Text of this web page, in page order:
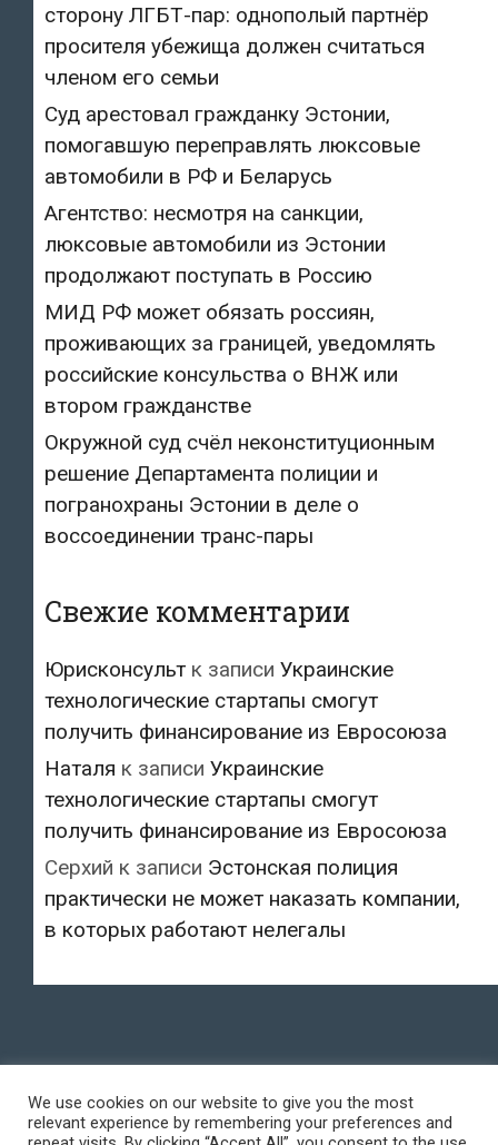
сторону ЛГБТ-пар: однополый партнёр
просителя убежища должен считаться
членом его семьи
Суд арестовал гражданку Эстонии,
помогавшую переправлять люксовые
автомобили в РФ и Беларусь
Агентство: несмотря на санкции,
люксовые автомобили из Эстонии
продолжают поступать в Россию
МИД РФ может обязать россиян,
проживающих за границей, уведомлять
российские консульства о ВНЖ или
втором гражданстве
Окружной суд счёл неконституционным
решение Департамента полиции и
погранохраны Эстонии в деле о
воссоединении транс-пары
Свежие комментарии
Юрисконсульт к записи Украинские
технологические стартапы смогут
получить финансирование из Евросоюза
Наталя к записи Украинские
технологические стартапы смогут
получить финансирование из Евросоюза
Серхий к записи Эстонская полиция
практически не может наказать компании,
в которых работают нелегалы
We use cookies on our website to give you the most
relevant experience by remembering your preferences and